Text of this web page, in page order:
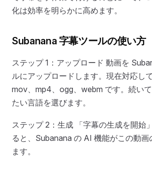
化は効率を明らかに高めます。
Subanana 字幕ツールの使い方
ステップ 1：アップロード 動画を
ルにアップロードします。現在対応し
mov、mp4、ogg、webm です。続い
たい言語を選びます。
ステップ 2：生成 「字幕の生成を開始
ると、Subanana の AI 機能がこの動画
ます。